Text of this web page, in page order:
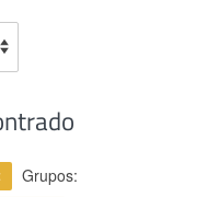
Grupos: